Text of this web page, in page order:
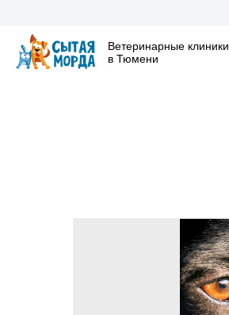
Ветеринарные клиники
в Тюмени